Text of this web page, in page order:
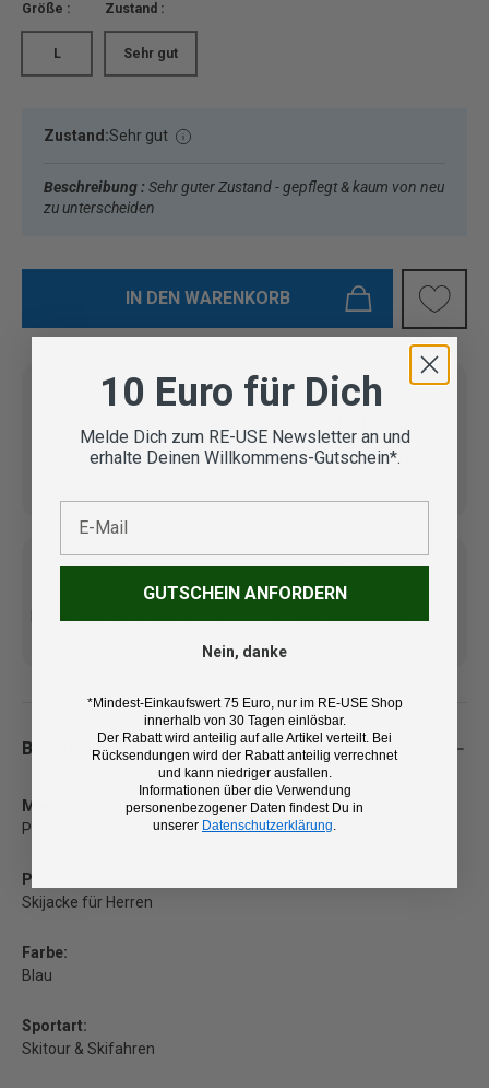
Größe :
L
Zustand :
Sehr gut
Zustand:Sehr gut
Beschreibung : Sehr guter Zustand - gepflegt & kaum von neu
zu unterscheiden
IN DEN WARENKORB
Vom Outdoor Spezialisten
geprüfte Second Hand
Lieferung in 3-5 Werktagen
Beschreibung
Marke:
Peak Performance
Produkt:
Skijacke für Herren
Farbe:
Blau
Sportart:
Skitour & Skifahren
10 Euro für Dich
Melde Dich zum RE-USE Newsletter an und
erhalte Deinen Willkommens-Gutschein*.
GUTSCHEIN ANFORDERN
Nein, danke
*Mindest-Einkaufswert 75 Euro, nur im RE-USE Shop
innerhalb von 30 Tagen einlösbar.
Der Rabatt wird anteilig auf alle Artikel verteilt. Bei
Rücksendungen wird der Rabatt anteilig verrechnet
und kann niedriger ausfallen.
Informationen über die Verwendung
personenbezogener Daten findest Du in
unserer Datenschutzerklärung